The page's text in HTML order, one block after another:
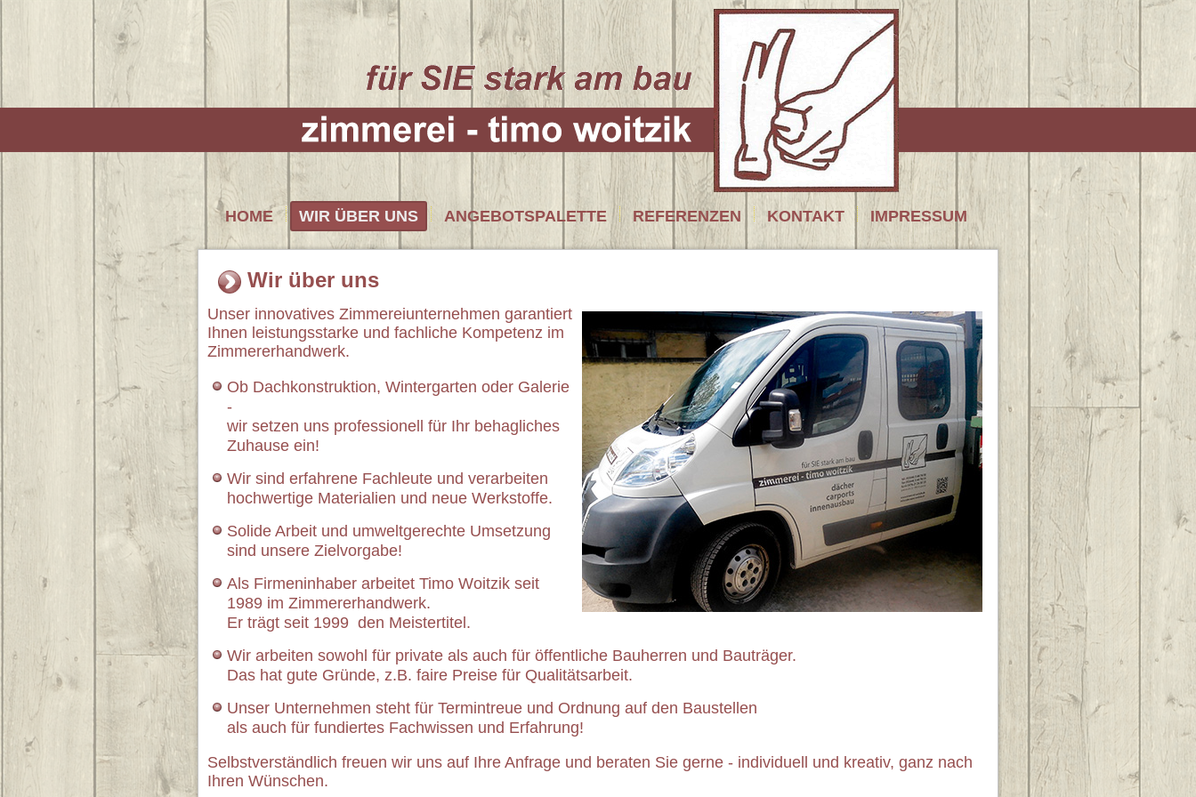
HOME WIR ÜBER UNS ANGEBOTSPALETTE REFERENZEN KONTAKT IMPRESSUM
Wir über uns
Unser innovatives Zimmereiunternehmen garantiert
Ihnen leistungsstarke und fachliche Kompetenz im
Zimmererhandwerk.
Ob Dachkonstruktion, Wintergarten oder Galerie
-
wir setzen uns professionell für Ihr behagliches
Zuhause ein!
Wir sind erfahrene Fachleute und verarbeiten
hochwertige Materialien und neue Werkstoffe.
Solide Arbeit und umweltgerechte Umsetzung
sind unsere Zielvorgabe!
Als Firmeninhaber arbeitet Timo Woitzik seit
1989 im Zimmererhandwerk.
Er trägt seit 1999 den Meistertitel.
Wir arbeiten sowohl für private als auch für öffentliche Bauherren und Bauträger.
Das hat gute Gründe, z.B. faire Preise für Qualitätsarbeit.
Unser Unternehmen steht für Termintreue und Ordnung auf den Baustellen
als auch für fundiertes Fachwissen und Erfahrung!
Selbstverständlich freuen wir uns auf Ihre Anfrage und beraten Sie gerne - individuell und kreativ, ganz nach
Ihren Wünschen.